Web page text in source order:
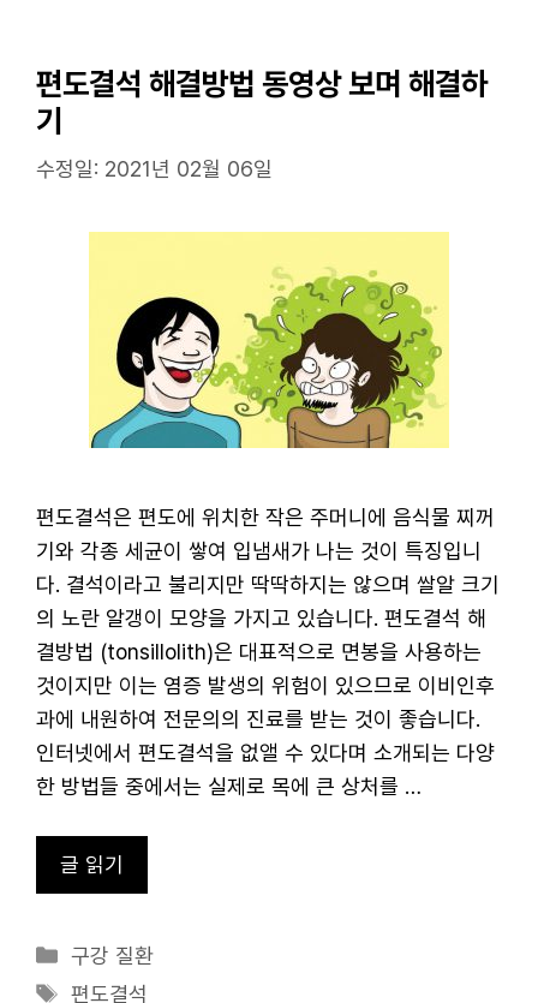
편도결석 해결방법 동영상 보며 해결하
기
수정일: 2021년 02월 06일
편도결석은 편도에 위치한 작은 주머니에 음식물 찌꺼
기와 각종 세균이 쌓여 입냄새가 나는 것이 특징입니
다. 결석이라고 불리지만 딱딱하지는 않으며 쌀알 크기
의 노란 알갱이 모양을 가지고 있습니다. 편도결석 해
결방법 (tonsillolith)은 대표적으로 면봉을 사용하는
것이지만 이는 염증 발생의 위험이 있으므로 이비인후
과에 내원하여 전문의의 진료를 받는 것이 좋습니다.
인터넷에서 편도결석을 없앨 수 있다며 소개되는 다양
한 방법들 중에서는 실제로 목에 큰 상처를 …
글 읽기
카
테
구강 질환
태
편도결석